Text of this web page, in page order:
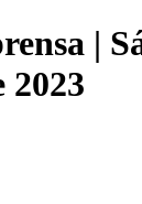
|
2023